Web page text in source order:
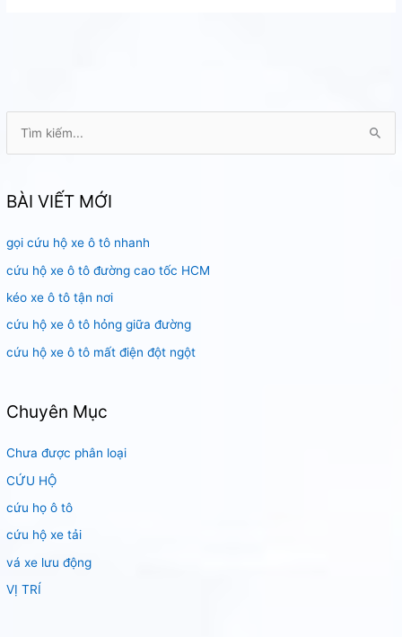
k
ế
m
:
BÀI VIẾT MỚI
gọi cứu hộ xe ô tô nhanh
cứu hộ xe ô tô đường cao tốc HCM
kéo xe ô tô tận nơi
cứu hộ xe ô tô hỏng giữa đường
cứu hộ xe ô tô mất điện đột ngột
Chuyên Mục
Chưa được phân loại
CỨU HỘ
cứu họ ô tô
cứu hộ xe tải
vá xe lưu động
VỊ TRÍ